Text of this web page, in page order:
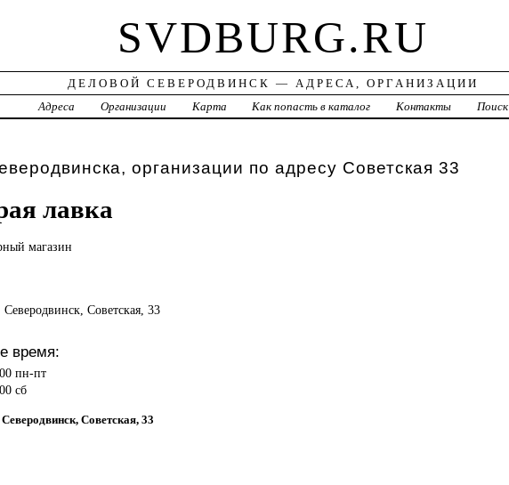
SVDBURG.RU
ДЕЛОВОЙ СЕВЕРОДВИНСК — АДРЕСА, ОРГАНИЗАЦИИ
Адреса
Организации Карта Как попасть в каталог Контакты Поиск
организации по адресу Советская 33
лавка
магазин
Северодвинск, Советская, 33
время:
пн-пт
сб
Северодвинск, Советская, 33